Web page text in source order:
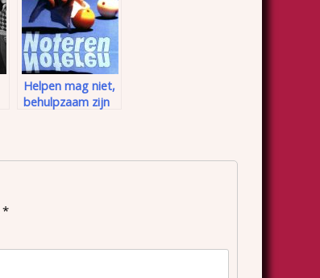
Helpen mag niet,
behulpzaam zijn
*